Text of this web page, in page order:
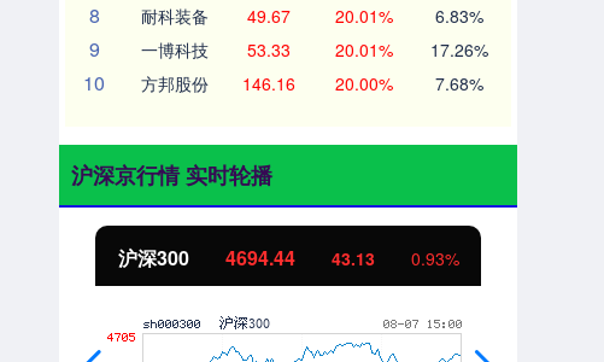
8 耐科装备 49.67 20.01% 6.83%
9 一博科技 53.33 20.01% 17.26%
10 方邦股份 146.16 20.00% 7.68%
沪深京行情 实时轮播
沪深300 4694.44 43.13 0.93%